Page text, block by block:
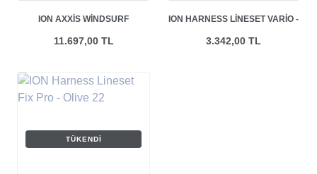
ION AXXIS WINDSURF
11.697,00 TL
ION HARNESS LINESET VARIO -
3.342,00 TL
TÜKENDI